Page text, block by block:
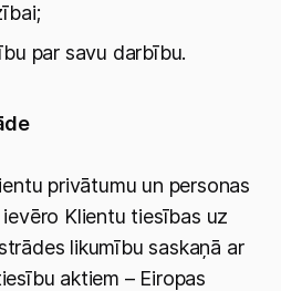
par savu darbību.
privātumu un personas
Klientu tiesības uz
likumību saskaņā ar
aktiem – Eiropas